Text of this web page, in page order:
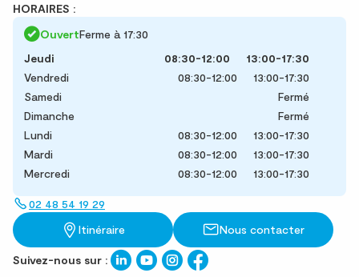
HORAIRES :
OuvertFerme à 17:30
Jeudi
08:30-12:00
13:00-17:30
Vendredi
08:30-12:00
13:00-17:30
Samedi
Fermé
Dimanche
Fermé
Lundi
08:30-12:00
13:00-17:30
Mardi
08:30-12:00
13:00-17:30
Mercredi
08:30-12:00 13:00-17:30
02 48 54 19 29
Itinéraire
Nous contacter
Suivez-nous sur :